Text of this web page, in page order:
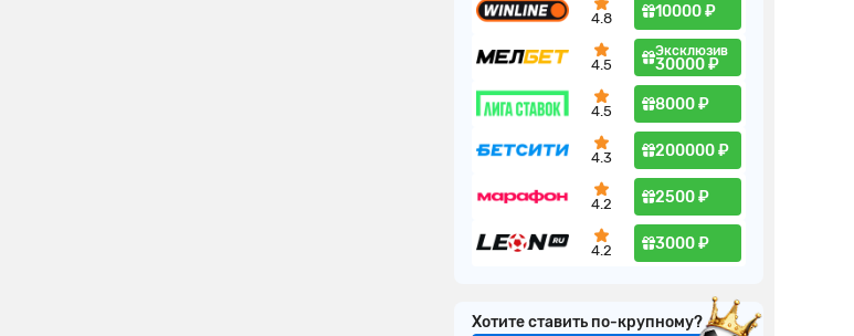
4.8 10000 ₽
4.5
Эксклюзив
30000 ₽
4.5 8000 ₽
4.3 200000 ₽
4.2 2500 ₽
4.2 3000 ₽
Хотите ставить по-крупному?